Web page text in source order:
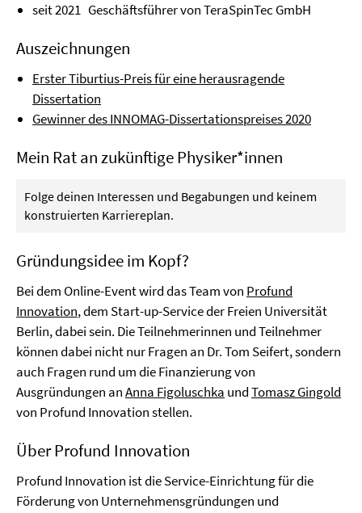
seit 2021 Geschäftsführer von TeraSpinTec GmbH
Auszeichnungen
Erster Tiburtius-Preis für eine herausragende
Dissertation
Gewinner des INNOMAG-Dissertationspreises 2020
Mein Rat an zukünftige Physiker*innen
Folge deinen Interessen und Begabungen und keinem
konstruierten Karriereplan.
Gründungsidee im Kopf?
Bei dem Online-Event wird das Team von Profund
Innovation, dem Start-up-Service der Freien Universität
Berlin, dabei sein. Die Teilnehmerinnen und Teilnehmer
können dabei nicht nur Fragen an Dr. Tom Seifert, sondern
auch Fragen rund um die Finanzierung von
Ausgründungen anAnna Figoluschka undTomasz Gingold
von Profund Innovation stellen.
Über Profund Innovation
Profund Innovation ist die Service-Einrichtung für die
Förderung von Unternehmensgründungen und